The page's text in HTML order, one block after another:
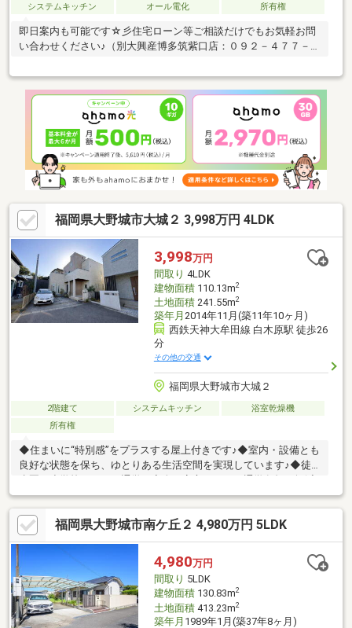
システムキッチン
オール電化 所有権
即日案内も可能です☆彡住宅ローン等ご相談だけでもお気軽お問
い合わせください♪（別大興産博多筑紫口店：０９２－４７７－８
福岡県大野城市大城２ 3,998万円 4LDK
3,998万円
間取り 4LDK
建物面積110.13m2
土地面積241.55m2
築年月 2014年11月(築11年10ヶ月)
西鉄天神大牟田線 白木原駅 徒歩26
分
その他の交通
福岡県大野城市大城２
2階建て システムキッチン
浴室乾燥機
所有権
◆住まいに“特別感”をプラスする屋上付きです♪◆室内・設備とも
良好な状態を保ち、ゆとりある生活空間を実現しています♪◆徒
します♪◆急な体調不良にも安心の医療施設が徒歩圏内にあり、
ファミリー世帯も安心の暮らし♪
福岡県大野城市南ケ丘２ 4,980万円 5LDK
4,980万円
間取り 5LDK
建物面積130.83m2
土地面積413.23m2
築年月 1989年1月(築37年8ヶ月)